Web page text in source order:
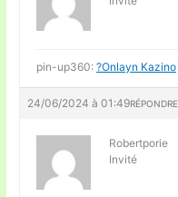
pin-up360:?Onlayn Kazino
24/06/2024 à 01:49RÉPONDRE
Robertporie
Invité